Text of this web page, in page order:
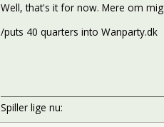
Well, that's it for now. Mere om
/puts 40 quarters into Wanparty.dk
Spiller lige nu: